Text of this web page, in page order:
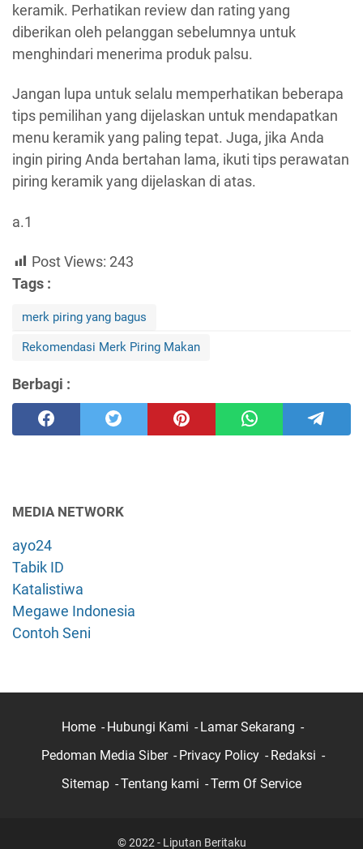
keramik. Perhatikan review dan rating yang
diberikan oleh pelanggan sebelumnya untuk
menghindari menerima produk palsu.
Jangan lupa untuk selalu memperhatikan beberapa
tips pemilihan yang dijelaskan untuk mendapatkan
menu keramik yang paling tepat. Juga, jika Anda
ingin piring Anda bertahan lama, ikuti tips perawatan
piring keramik yang dijelaskan di atas.
a.1
Post Views: 243
Tags :
merk piring yang bagus
Rekomendasi Merk Piring Makan
Berbagi :
MEDIA NETWORK
ayo24
Tabik ID
Katalistiwa
Megawe Indonesia
Contoh Seni
Home Hubungi Kami
Lamar Sekarang
Pedoman Media Siber
Privacy Policy
Redaksi
Sitemap
Tentang kami Term Of Service
© 2022 - Liputan Beritaku